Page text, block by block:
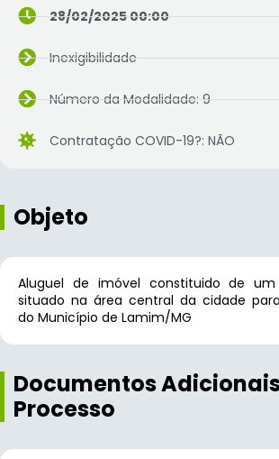
28/02/2025 00:00
Inexigibilidade
Número da Modalidade: 9
Contratação COVID-19?: NÃO
Objeto
Aluguel de imóvel constituido de
situado na área central da cidade
do Município de Lamim/MG
Documentos
Processo